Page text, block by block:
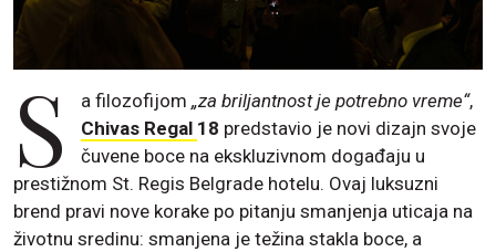
S a filozofijom„za briljantnost je potrebno vreme“,
Chivas Regal 18 predstavio je novi dizajn svoje
čuvene boce na ekskluzivnom događaju u
prestižnom St. Regis Belgrade hotelu. Ovaj luksuzni
brend pravi nove korake po pitanju smanjenja uticaja na
životnu sredinu: smanjena je težina stakla boce, a